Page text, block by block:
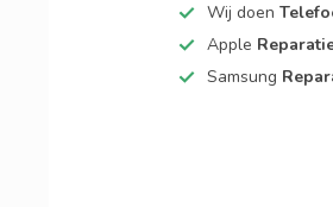
Wij doen
Apple
Samsung